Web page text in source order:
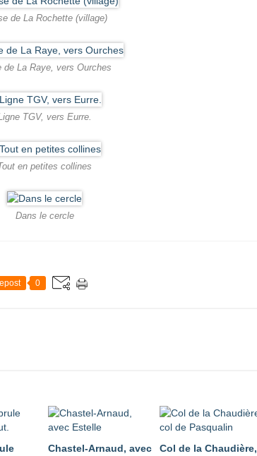
de La Rochette (village)
de La Raye, vers Ourches
TGV, vers Eurre.
en petites collines
Dans le cercle
0
Chastel-Arnaud, avec
Col de la Chaudière,